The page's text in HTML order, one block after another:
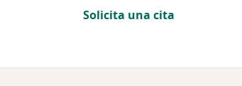
Solicita una cita